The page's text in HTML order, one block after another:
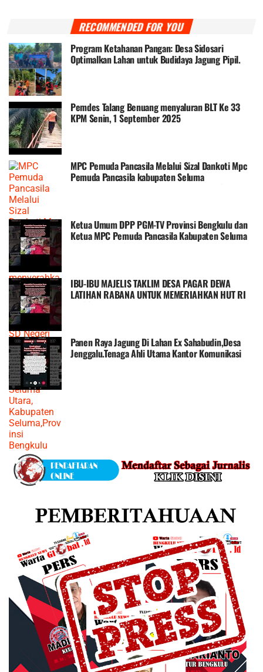
RECOMMENDED FOR YOU
Program Ketahanan Pangan: Desa Sidosari
Optimalkan Lahan untuk Budidaya Jagung Pipil.
Pemdes Talang Benuang menyaluran BLT Ke 33
KPM Senin, 1 September 2025
MPC Pemuda Pancasila Melalui Sizal Dankoti Mpc
Pemuda Pancasila kabupaten Seluma
menyerahkan bantuan 1 Unit bangunan WC kepada
Seluma,Provinsi Bengkulu
Ketua Umum DPP PGM-TV Provinsi Bengkulu dan
Ketua MPC Pemuda Pancasila Kabupaten Seluma
Mengucapkan Selamat atas Peresmian
Kabupaten Seluma untuk periode 2024-2029
IBU-IBU MAJELIS TAKLIM DESA PAGAR DEWA
LATIHAN RABANA UNTUK MEMERIAHKAN HUT RI
ke-80
Panen Raya Jagung Di Lahan Ex Sahabudin,Desa
Jenggalu.Tenaga Ahli Utama Kantor Komunikasi
Kepresidenan atau Presidential Communication